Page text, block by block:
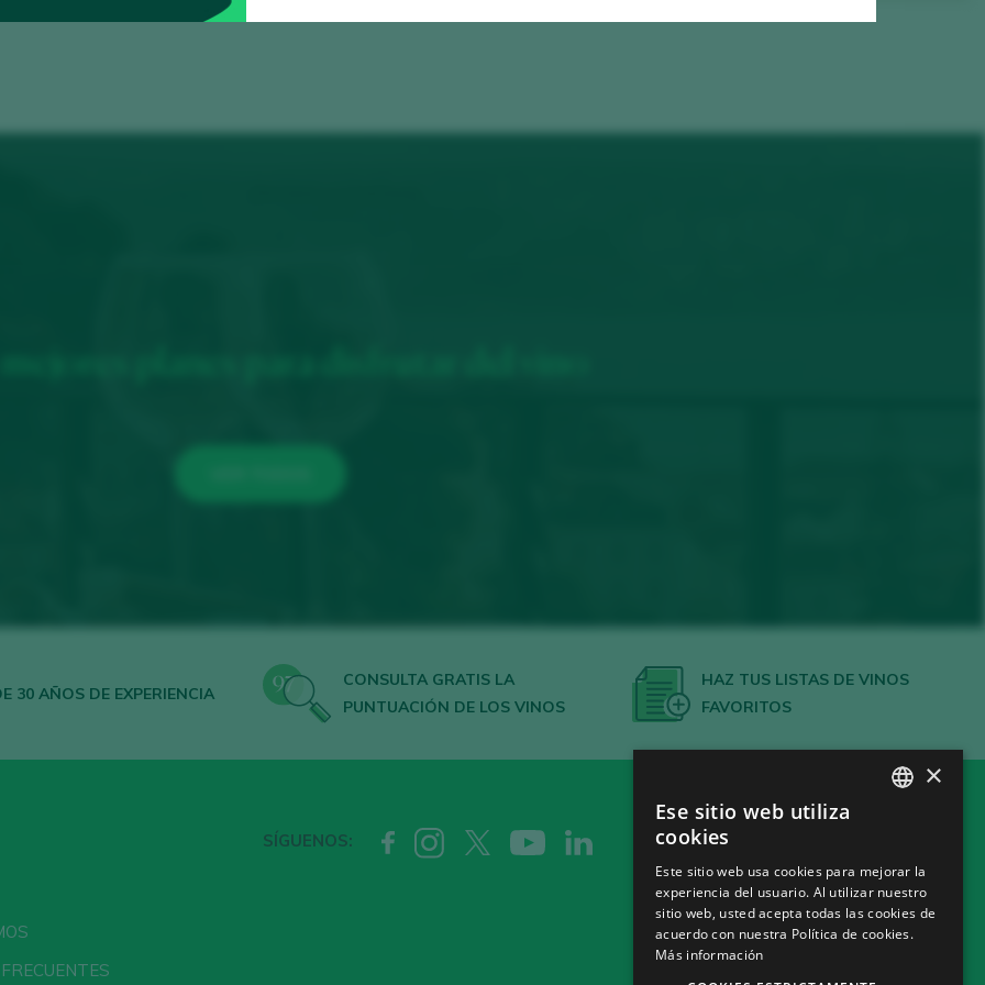
30 AÑOS DE EXPERIENCIA
CONSULTA GRATIS LA
PUNTUACIÓN DE LOS VINOS
HAZ TUS LISTAS DE VINOS
FAVORITOS
SÍGUENOS:
GERMAN
CH
×
Ese sitio web utiliza
cookies
Este sitio web usa cookies para mejorar la
experiencia del usuario. Al utilizar nuestro
sitio web, usted acepta todas las cookies de
acuerdo con nuestra Política de cookies.
Más información